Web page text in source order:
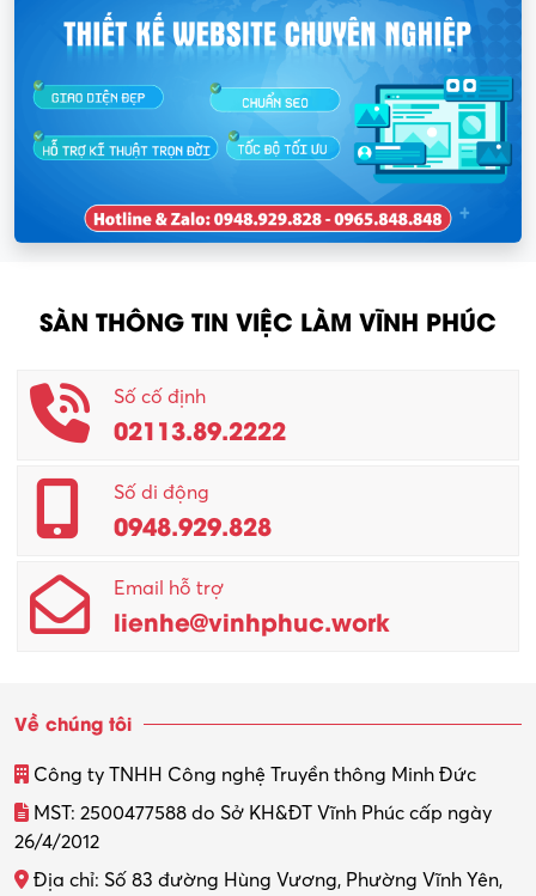
SÀN THÔNG TIN VIỆC LÀM VĨNH PHÚC
Số cố định
02113.89.2222
Số di động
0948.929.828
Email hỗ trợ
lienhe@vinhphuc.work
Về chúng tôi
Công ty TNHH Công nghệ Truyền thông Minh Đức
MST: 2500477588 do Sở KH&ĐT Vĩnh Phúc cấp ngày
26/4/2012
Địa chỉ: Số 83 đường Hùng Vương, Phường Vĩnh Yên,